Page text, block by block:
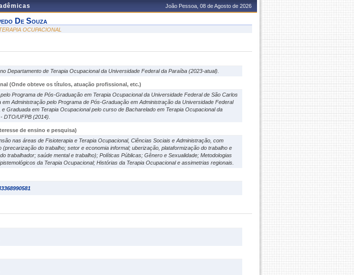
João Pessoa, 08 de Agosto de 2026
De Souza
OCUPACIONAL
Departamento de Terapia Ocupacional da Universidade Federal da Paraíba (2023-atual).
(Onde obteve os títulos, atuação profissional, etc.)
Programa de Pós-Graduação em Terapia Ocupacional da Universidade Federal de São Carlos
Administração pelo Programa de Pós-Graduação em Administração da Universidade Federal
Graduada em Terapia Ocupacional pelo curso de Bacharelado em Terapia Ocupacional da
DTO/UFPB (2014).
de ensino e pesquisa)
nas áreas de Fisioterapia e Terapia Ocupacional, Ciências Sociais e Administração, com
(precarização do trabalho; setor e economia informal; uberização, plataformização do trabalho e
trabalhador; saúde mental e trabalho); Políticas Públicas; Gênero e Sexualidade; Metodologias
da Terapia Ocupacional; Histórias da Terapia Ocupacional e assimetrias regionais.